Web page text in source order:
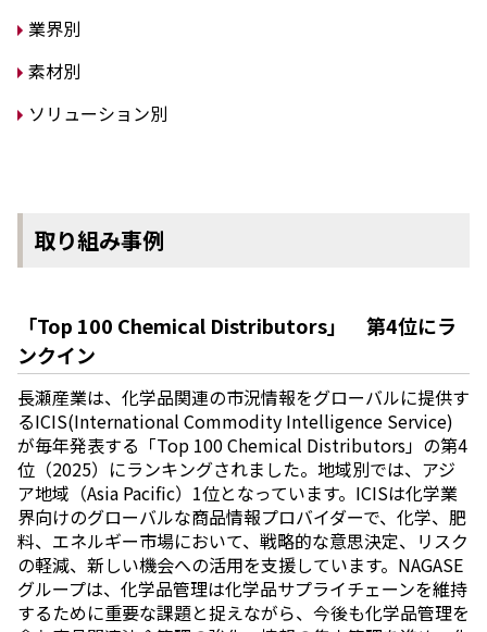
業界別
素材別
ソリューション別
取り組み事例
「Top 100 Chemical Distributors」 第4位にラ
ンクイン
長瀬産業は、化学品関連の市況情報をグローバルに提供す
るICIS(International Commodity Intelligence Service)
が毎年発表する「Top 100 Chemical Distributors」の第4
位（2025）にランキングされました。地域別では、アジ
ア地域（Asia Pacific）1位となっています。ICISは化学業
界向けのグローバルな商品情報プロバイダーで、化学、肥
料、エネルギー市場において、戦略的な意思決定、リスク
の軽減、新しい機会への活用を支援しています。NAGASE
グループは、化学品管理は化学品サプライチェーンを維持
するために重要な課題と捉えながら、今後も化学品管理を